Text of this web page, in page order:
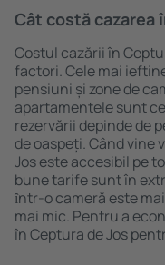
Cât costă cazarea
Costul cazării în
factori. Cele mai
pensiuni și zone de
apartamentele sunt
rezervării depinde de
de oaspeți. Când vine
Jos este accesibil pe
bune tarife sunt în
ȋntr-o cameră este
mai mic. Pentru a
în Ceptura de Jos